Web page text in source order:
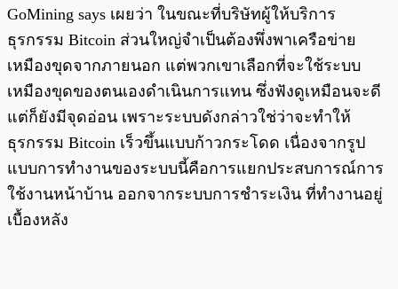
GoMining says เผยว่า ในขณะที่บริษัทผู้ให้บริการ
ธุรกรรม Bitcoin ส่วนใหญ่จำเป็นต้องพึ่งพาเครือข่าย
เหมืองขุดจากภายนอก แต่พวกเขาเลือกที่จะใช้ระบบ
เหมืองขุดของตนเองดำเนินการแทน ซึ่งฟังดูเหมือนจะดี
แต่ก็ยังมีจุดอ่อน เพราะระบบดังกล่าวใช่ว่าจะทำให้
ธุรกรรม Bitcoin เร็วขึ้นแบบก้าวกระโดด เนื่องจากรูป
แบบการทำงานของระบบนี้คือการแยกประสบการณ์การ
ใช้งานหน้าบ้าน ออกจากระบบการชำระเงิน ที่ทำงานอยู่
เบื้องหลัง